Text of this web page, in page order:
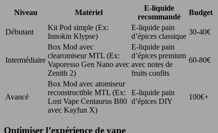
Niveau Matériel
E-liquide
recommandé
Budget
Débutant
Kit Pod simple (Ex:
Innokin Klypse)
E-liquide pain
d’épices classique
30-40€
Intermédiaire
Box Mod avec
clearomiseur MTL (Ex:
Vaporesso Gen Nano avec
Zenith 2)
E-liquide pain
d’épices premium
avec notes de
fruits confits
60-80€
Avancé
Box Mod avec atomiseur
reconstructible MTL (Ex:
Lost Vape Centaurus B80
avec Kayfun X)
E-liquide pain
d’épices DIY
100€+
Optimiser l’expérience de vape